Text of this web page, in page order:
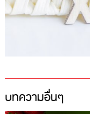
บทความอื่นๆ